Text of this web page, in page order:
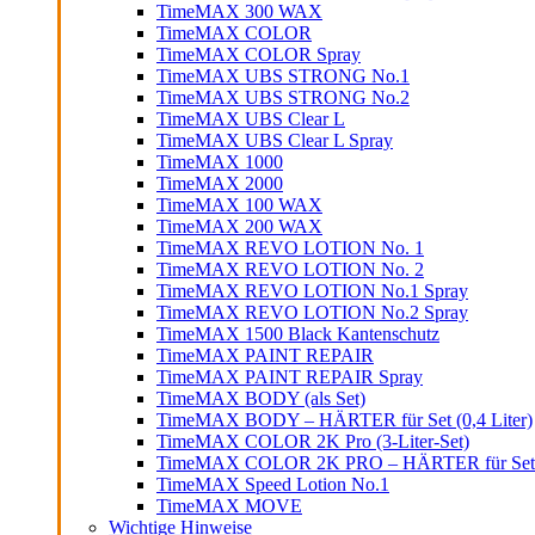
TimeMAX 300 WAX
TimeMAX COLOR
TimeMAX COLOR Spray
TimeMAX UBS STRONG No.1
TimeMAX UBS STRONG No.2
TimeMAX UBS Clear L
TimeMAX UBS Clear L Spray
TimeMAX 1000
TimeMAX 2000
TimeMAX 100 WAX
TimeMAX 200 WAX
TimeMAX REVO LOTION No. 1
TimeMAX REVO LOTION No. 2
TimeMAX REVO LOTION No.1 Spray
TimeMAX REVO LOTION No.2 Spray
TimeMAX 1500 Black Kantenschutz
TimeMAX PAINT REPAIR
TimeMAX PAINT REPAIR Spray
TimeMAX BODY (als Set)
TimeMAX BODY – HÄRTER für Set (0,4 Liter)
TimeMAX COLOR 2K Pro (3-Liter-Set)
TimeMAX COLOR 2K PRO – HÄRTER für
TimeMAX Speed Lotion No.1
TimeMAX MOVE
Wichtige Hinweise